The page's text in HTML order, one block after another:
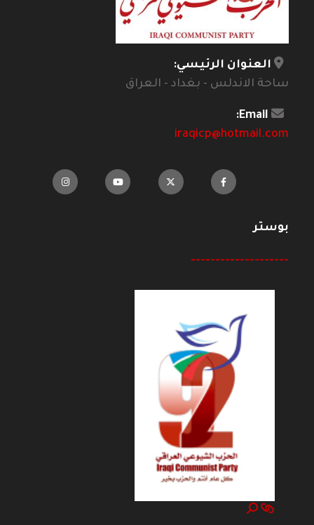
العنوان الرئيسي:
ساحة الاندلس - بغداد - العراق
Email:
iraqicp@hotmail.com
بوستر
--------------------